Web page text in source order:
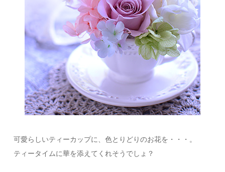
可愛らしいティーカップに、色とりどりのお花を・・・。
ティータイムに華を添えてくれそうでしょ？